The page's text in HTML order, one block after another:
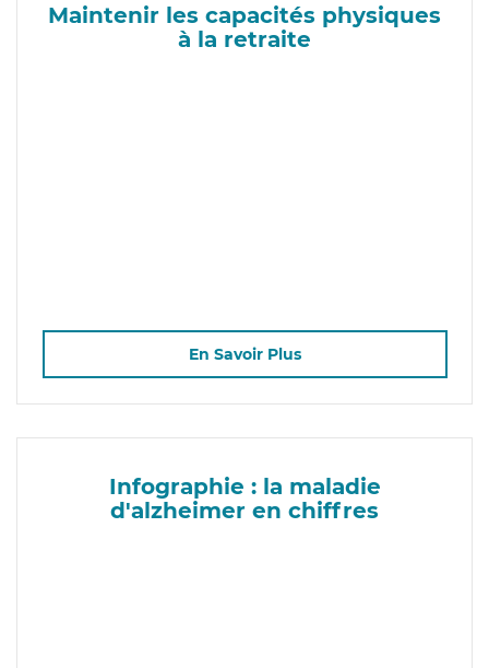
Maintenir les capacités physiques
à la retraite
En Savoir Plus
Infographie : la maladie
d'alzheimer en chiffres